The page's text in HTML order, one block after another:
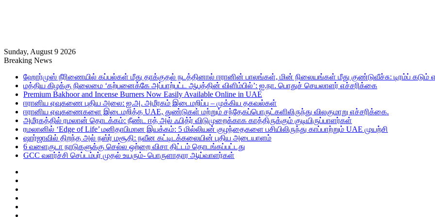
Sunday, August 9 2026
Breaking News
ஹோர்முஸ் நீரிணையில் கப்பல்கள் மீது தாக்குதல் நடத்தினால் ஈரானின் பாலங்கள், மின் நிலையங்கள் மீது குண்டுவீச்சு: டிரம்ப் கடும்
மத்திய கிழக்கு நிலைமை ‘கற்பனைக்கே அப்பாற்பட்ட ஆபத்தின் விளிம்பில்’: ஐ.நா. பொதுச் செயலாளர் எச்சரிக்கை
Premium Bakhoor and Incense Burners Now Easily Available Online in UAE
ஈரானிய ஏவுகணை புதிய அலை: ஐ.அ. அமீரகம் இடைமறிப்பு – முக்கிய தகவல்கள்
ஈரானிய ஏவுகணைகளை இடைமறித்த UAE, துண்டுகள் மற்றும் சந்தேகப்பொருட்களிலிருந்து விலகுமாறு எச்சரிக்கை.
அமீரகத்தில் ரமலான் தொடக்கம்: நீண்ட ஈத் அல் ஃபித்ர் விடுமுறைக்காக காத்திருக்கும் குடியிருப்பாளர்கள்
ரமலானில் ‘Edge of Life’ மனிதாபிமான இயக்கம்: 5 மில்லியன் குழந்தைகளை பசியிலிருந்து காப்பாற்றும் UAE முயற்சி
ஷார்ஜாவில் திறந்த அல் நஸ்ர் மசூதி: நவீன கட்டிடக்கலையின் புதிய அடையாளம்
6 வளைகுடா நாடுகளுக்கு செல்ல ஒற்றை விசா திட்டம் தொடங்கப்பட்டது
GCC வளர்ச்சி செப்டம்பர் முதல் உயரும்- பொருளாதார ஆய்வாளர்கள்